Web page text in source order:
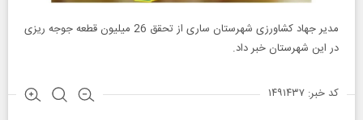
مدیر جهاد کشاورزی شهرستان ساری از تحقق 26 میلیون قطعه جوجه ریزی
در این شهرستان خبر داد.
کد خبر: ۱۴۹۱۴۳۷